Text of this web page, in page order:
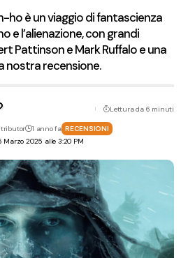
ho è un viaggio di fantascienza
e l’alienazione, con grandi
Pattinson e Mark Ruffalo e una
nostra recensione.
2025 alle 3:20 PM
1 anno fa RECENSIONI
Lettura da 6 minuti